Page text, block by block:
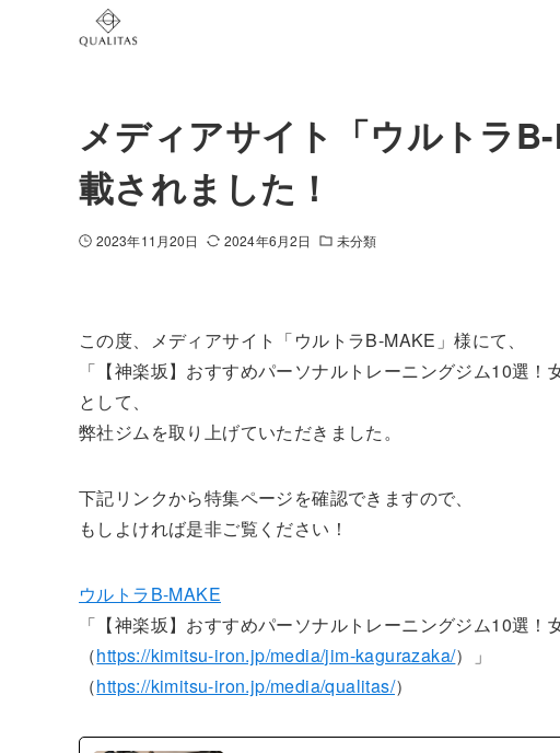
メディアサイト「ウルトラ
載されました！
2023年11月20日 2024年6月2日 未分類
この度、メディアサイト「ウルトラB-MAKE」様にて、
「【神楽坂】おすすめパーソナルトレーニングジム10選！
として、
弊社ジムを取り上げていただきました。
下記リンクから特集ページを確認できますので、
もしよければ是非ご覧ください！
ウルトラB-MAKE
「【神楽坂】おすすめパーソナルトレーニングジム10選！
（https://kimitsu-iron.jp/media/jim-kagurazaka/）」
（https://kimitsu-iron.jp/media/qualitas/）